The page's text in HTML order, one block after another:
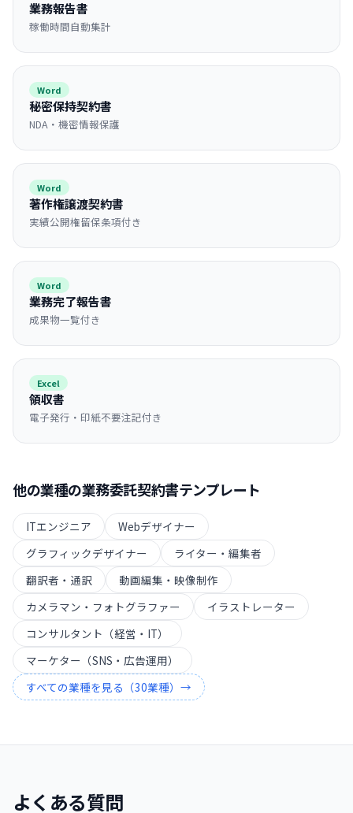
業務報告書
稼働時間自動集計
Word
秘密保持契約書
NDA・機密情報保護
Word
著作権譲渡契約書
実績公開権留保条項付き
Word
業務完了報告書
成果物一覧付き
Excel
領収書
電子発行・印紙不要注記付き
他の業種の業務委託契約書テンプレート
ITエンジニア
Webデザイナー
グラフィックデザイナー
ライター・編集者
翻訳者・通訳
動画編集・映像制作
カメラマン・フォトグラファー
イラストレーター
コンサルタント（経営・IT）
マーケター（SNS・広告運用）
すべての業種を見る（30業種）→
よくある質問